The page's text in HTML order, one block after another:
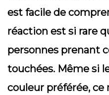
est facile de
réaction est si rare
personnes prenant
touchées. Même si
couleur préférée, ce